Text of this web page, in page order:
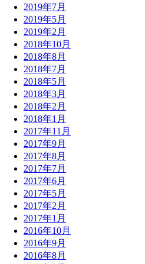
2019年7月
2019年5月
2019年2月
2018年10月
2018年8月
2018年7月
2018年5月
2018年3月
2018年2月
2018年1月
2017年11月
2017年9月
2017年8月
2017年7月
2017年6月
2017年5月
2017年2月
2017年1月
2016年10月
2016年9月
2016年8月